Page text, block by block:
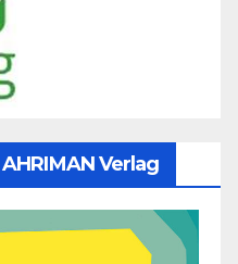
Verlag